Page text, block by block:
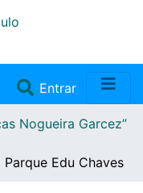
Entrar(current)
Nogueira Garcez”
Edu Chaves